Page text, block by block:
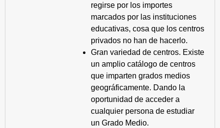
regirse por los importes
marcados por las instituciones
educativas, cosa que los centros
privados no han de hacerlo.
Gran variedad de centros. Existe
un amplio catálogo de centros
que imparten grados medios
geográficamente. Dando la
oportunidad de acceder a
cualquier persona de estudiar
un Grado Medio.